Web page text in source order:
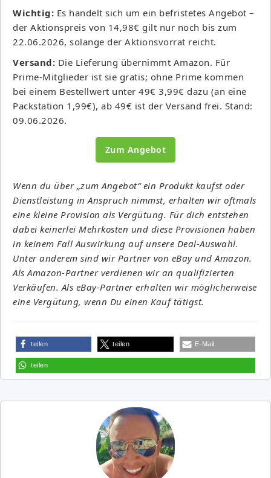
Wichtig: Es handelt sich um ein befristetes Angebot –
der Aktionspreis von 14,98€ gilt nur noch bis zum
22.06.2026, solange der Aktionsvorrat reicht.
Versand: Die Lieferung übernimmt Amazon. Für
Prime-Mitglieder ist sie gratis; ohne Prime kommen
bei einem Bestellwert unter 49€ 3,99€ dazu (an eine
Packstation 1,99€), ab 49€ ist der Versand frei. Stand:
09.06.2026.
Zum Angebot
Wenn du über „zum Angebot“ ein Produkt kaufst oder
Dienstleistung in Anspruch nimmst, erhalten wir oftmals
eine kleine Provision als Vergütung. Für dich entstehen
dabei keinerlei Mehrkosten und diese Provisionen haben
in keinem Fall Auswirkung auf unsere Deal-Auswahl.
Unter anderem sind wir Partner von eBay und Amazon.
Als Amazon-Partner verdienen wir an qualifizierten
Verkäufen. Als eBay-Partner erhalten wir möglicherweise
eine Vergütung, wenn Du einen Kauf tätigst.
teilen teilen E-Mail
teilen